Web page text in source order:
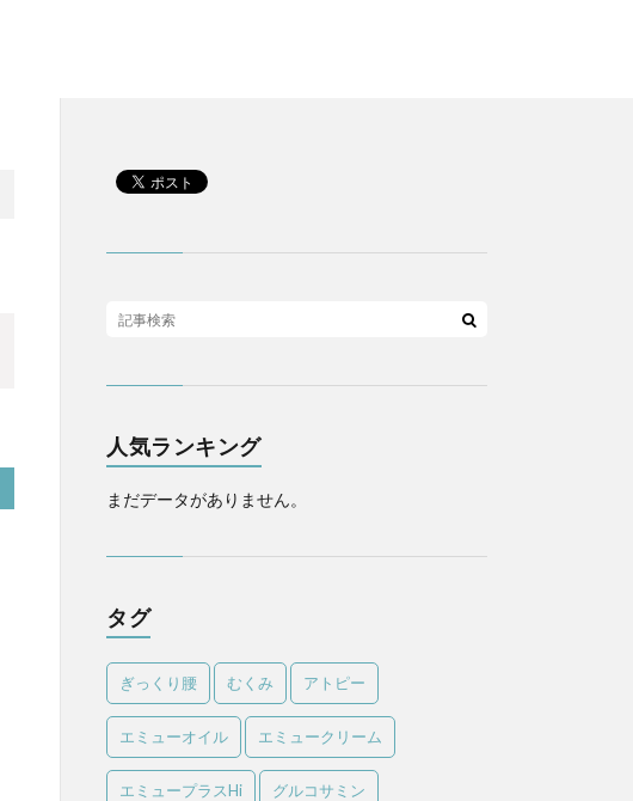
人気ランキング
まだデータがありません。
タグ
ぎっくり腰 むくみ アトピー
エミューオイル エミュークリーム
エミュープラスHi グルコサミン